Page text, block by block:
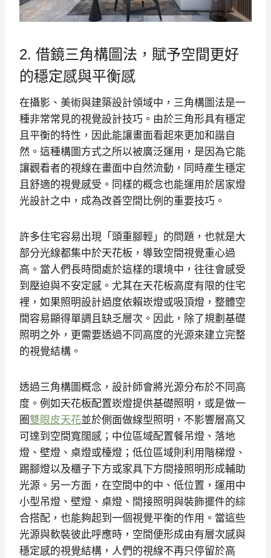
2. 借鏡三角構圖法，賦予空間更好
的穩定感與平衡感
在攝影、美術與建築設計領域中，三角構圖法是一
種非常常見的視覺設計技巧。由於三角形具有穩定
且平衡的特性，因此能讓畫面看起來更加和諧自
然。這種構圖方式之所以被廣泛運用，是因為它能
讓觀看者的視線在畫面中自然流動，同時產生穩定
且舒適的視覺感受。同樣的概念也能運用於居家燈
光設計之中，成為改善空間比例的重要技巧。
許多住宅容易出現「頭重腳輕」的問題，也就是大
部分光線都集中於天花板，導致空間視覺重心過
高。當人們長時間處於這樣的環境中，往往會感受
到壓迫與不安定感。尤其在天花板高度有限的住宅
裡，如果照明設計過度依賴崁燈或吸頂燈，整體空
間容易顯得單調且缺乏層次。因此，除了規劃基礎
照明之外，更需要透過不同高度的光源來建立完整
的視覺結構。
透過三角構圖概念，設計師會將光源分布於不同高
度。例如天花板配置崁燈提供基礎照明，或是做一
圈雙眼皮天花並於側面做線型照明，不影響層高又
可達到空間寬闊感；中位區域配置餐吊燈、落地
燈、壁燈、桌燈或檯燈；低位區域則利用階梯燈、
踢腳燈以及櫃子下方或家具下方間接照明形成輔助
光源。另一方面，在空間中的中、低位置，運用中
小型吊燈、壁燈、桌燈、間接照明與裝飾擺件的綜
合搭配，也能夠起到一個視覺平衡的作用。當這些
光源與軟裝彼此呼應時，空間便形成由有層次感與
穩定感的視覺結構，人們的視線不再只停留於高